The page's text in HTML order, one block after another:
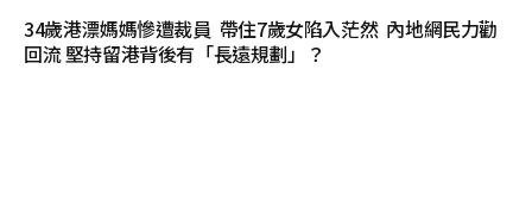
34歲港漂媽媽慘遭裁員 帶住7歲女陷入茫然 內地網民力勸
回流 堅持留港背後有「長遠規劃」？